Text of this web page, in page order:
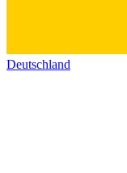
Deutschland